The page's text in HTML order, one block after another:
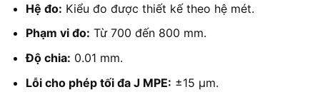
Hệ đo: Kiểu đo được thiết kế theo hệ mét.
Phạm vi đo: Từ 700 đến 800 mm.
Độ chia: 0.01 mm.
Lỗi cho phép tối đa J MPE: ±15 µm.